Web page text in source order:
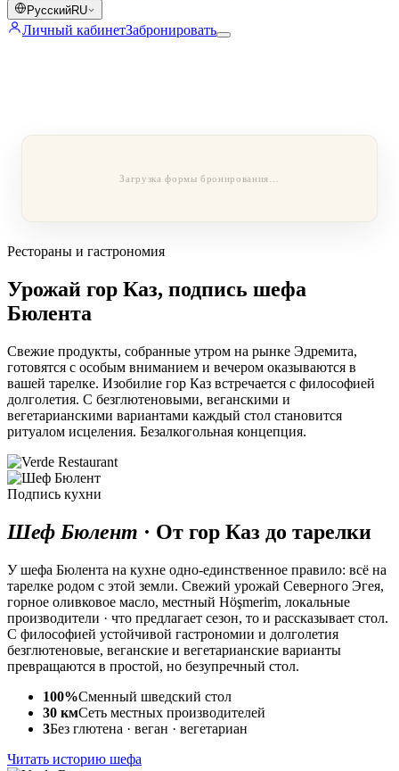
РусскийRU
Личный кабинетЗабронировать
Загрузка формы бронирования…
Рестораны и гастрономия
Урожай гор Каз, подпись шефа
Бюлента
Свежие продукты, собранные утром на рынке Эдремита,
готовятся с особым вниманием и вечером оказываются в
вашей тарелке. Изобилие гор Каз встречается с философией
долголетия. С безглютеновыми, веганскими и
вегетарианскими вариантами каждый стол становится
ритуалом исцеления. Безалкогольная концепция.
Подпись кухни
Шеф Бюлент · От гор Каз до тарелки
У шефа Бюлента на кухне одно-единственное правило: всё на
тарелке родом с этой земли. Свежий урожай Северного Эгея,
горное оливковое масло, местный Höşmerim, локальные
производители · что предлагает сезон, то и рассказывает стол.
С философией устойчивой гастрономии и долголетия
безглютеновые, веганские и вегетарианские варианты
превращаются в простой, но безупречный стол.
100%Сменный шведский стол
30 кмСеть местных производителей
3Без глютена · веган · вегетариан
Читать историю шефа